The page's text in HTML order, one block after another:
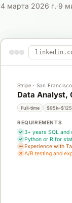
4 марта 2026 г.·9
Stripe · San
Data Analyst,
Full-time
REQUIREMENTS
3+ years SQL and
Python or R for
Experience with
A/B testing and